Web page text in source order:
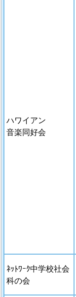
ハワイアン
音楽同好会
ﾈｯﾄﾜｰｸ中学校社会
科の会